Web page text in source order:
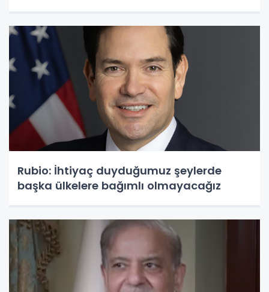
Rubio: İhtiyaç duyduğumuz şeylerde
başka ülkelere bağımlı olmayacağız